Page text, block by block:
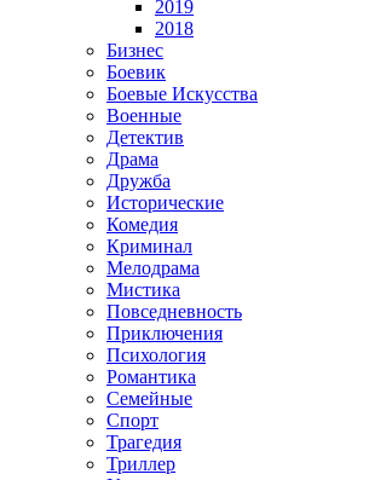
2019
2018
Бизнес
Боевик
Боевые Искусства
Военные
Детектив
Драма
Дружба
Исторические
Комедия
Криминал
Мелодрама
Мистика
Повседневность
Приключения
Психология
Романтика
Семейные
Спорт
Трагедия
Триллер